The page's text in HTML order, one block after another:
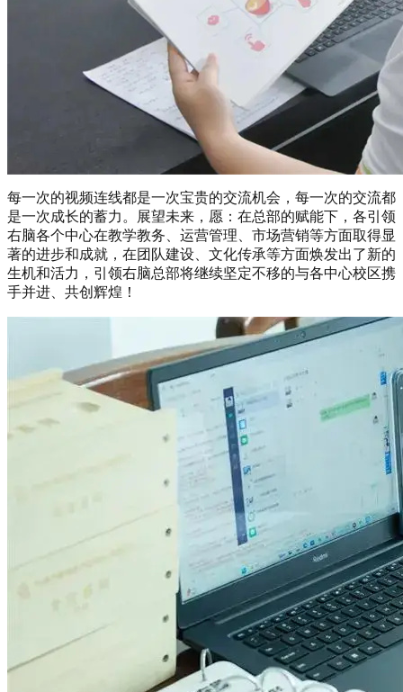
每一次的视频连线都是一次宝贵的交流机会，每一次的交流都
是一次成长的蓄力。展望未来，愿：在总部的赋能下，各引领
右脑各个中心在教学教务、运营管理、市场营销等方面取得显
著的进步和成就，在团队建设、文化传承等方面焕发出了新的
生机和活力，引领右脑总部将继续坚定不移的与各中心校区携
手并进、共创辉煌！